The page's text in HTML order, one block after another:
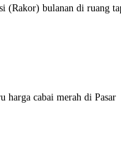
bulanan di ruang
harga cabai merah di Pasar